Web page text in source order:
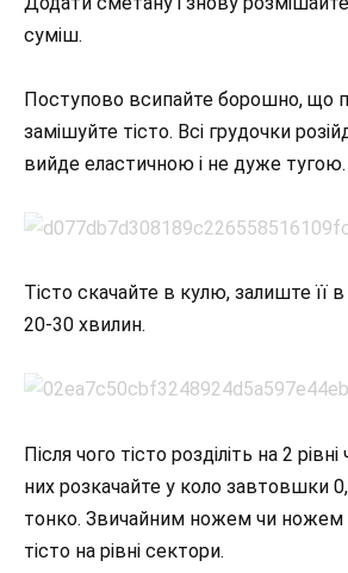
суміш.
Поступово всипайте борошно, що
замішуйте тісто. Всі грудочки
вийде еластичною і не дуже тугою.
Тісто скачайте в кулю, залиште її
20-30 хвилин.
Після чого тісто розділіть на 2
них розкачайте у коло завтовшки
тонко. Звичайним ножем чи ножем
тісто на рівні сектори.